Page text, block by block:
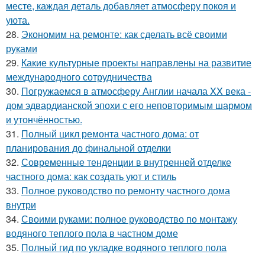
месте, каждая деталь добавляет атмосферу покоя и
уюта.
28. Экономим на ремонте: как сделать всё своими
руками
29. Какие культурные проекты направлены на развитие
международного сотрудничества
30. Погружаемся в атмосферу Англии начала XX века -
дом эдвардианской эпохи с его неповторимым шармом
и утончённостью.
31. Полный цикл ремонта частного дома: от
планирования до финальной отделки
32. Современные тенденции в внутренней отделке
частного дома: как создать уют и стиль
33. Полное руководство по ремонту частного дома
внутри
34. Своими руками: полное руководство по монтажу
водяного теплого пола в частном доме
35. Полный гид по укладке водяного теплого пола